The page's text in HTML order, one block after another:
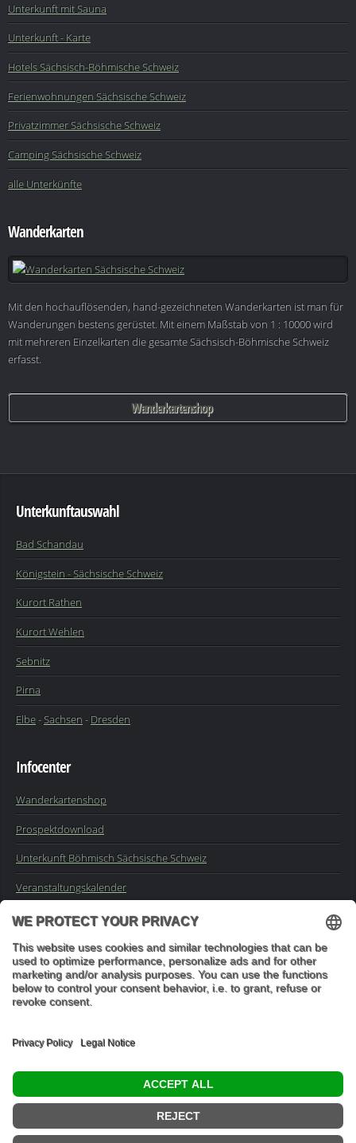
Unterkunft mit Sauna
Unterkunft - Karte
Hotels Sächsisch-Böhmische Schweiz
Ferienwohnungen Sächsische Schweiz
Privatzimmer Sächsische Schweiz
Camping Sächsische Schweiz
alle Unterkünfte
Wanderkarten
Mit den hochauflösenden, hand-gezeichneten Wanderkarten ist man für
Wanderungen bestens gerüstet. Mit einem Maßstab von 1 : 10000 wird
mit mehreren Einzelkarten die gesamte Sächsisch-Böhmische Schweiz
erfasst.
Wanderkartenshop
Unterkunftauswahl
Bad Schandau
Königstein - Sächsische Schweiz
Kurort Rathen
Kurort Wehlen
Sebnitz
Pirna
Elbe-Sachsen - Dresden
Infocenter
Wanderkartenshop
Prospektdownload
Unterkunft Böhmisch Sächsische Schweiz
Veranstaltungskalender
Impressum
Buchungsanfrage
"In den Wäldern sind Dinge, über die nachzudenken man jahrelang
im Moos liegen könnte." (Franz Kafka)